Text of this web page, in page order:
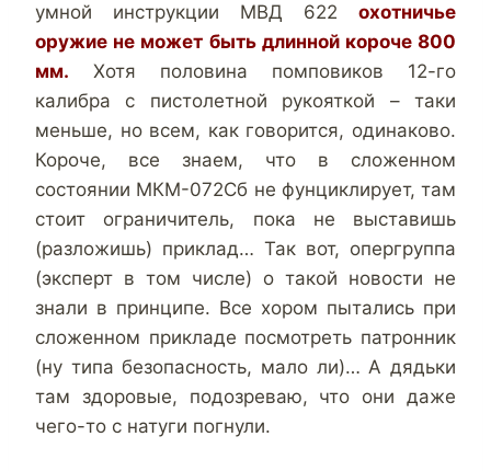
умной инструкции МВД 622 охотничье
оружие не может быть длинной короче 800
мм. Хотя половина помповиков 12-го
калибра с пистолетной рукояткой – таки
меньше, но всем, как говорится, одинаково.
Короче, все знаем, что в сложенном
состоянии МКМ-072Сб не фунциклирует, там
стоит ограничитель, пока не выставишь
(разложишь) приклад… Так вот, опергруппа
(эксперт в том числе) о такой новости не
знали в принципе. Все хором пытались при
сложенном прикладе посмотреть патронник
(ну типа безопасность, мало ли)… А дядьки
там здоровые, подозреваю, что они даже
чего-то с натуги погнули.